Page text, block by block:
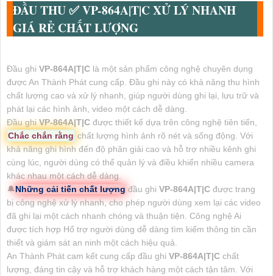
ĐẦU THU ✅VP-864A|T|CXỬ LÝ NHANH
GIÁ RẺ CHẤT LƯỢNG
Đầu ghi VP-864A|T|C là một sản phẩm công nghệ chuyên dụng
được An Thành Phát cung cấp. Đầu ghi này có khả năng thu hình
chất lượng cao và xử lý nhanh, giúp người dùng ghi lại, lưu trữ và
phát lại các hình ảnh, video một cách dễ dàng.
Đầu ghiVP-864A|T|C được thiết kế dựa trên công nghệ tiên tiến,
Chắc chắn rằng chất lượng hình ảnh rõ nét và sống động. Với
khả năng ghi hình đến độ phân giải cao và hỗ trợ nhiều kênh ghi
cùng lúc, người dùng có thể quản lý và điều khiển nhiều camera
khác nhau một cách dễ dàng.
🔔Những cải tiến chất lượng đầu ghi VP-864A|T|C được trang
bị công nghệ xử lý nhanh, cho phép người dùng xem lại các video
đã ghi lại một cách nhanh chóng và thuận tiện. Công nghệ Ai
được tích hợp Hổ trợ người dùng dễ dàng tìm kiếm thông tin cần
thiết và giám sát an ninh một cách hiệu quả.
An Thành Phát cam kết cung cấp đầu ghi VP-864A|T|C chất
lượng, đáng tin cậy và hỗ trợ khách hàng một cách tận tâm. Với